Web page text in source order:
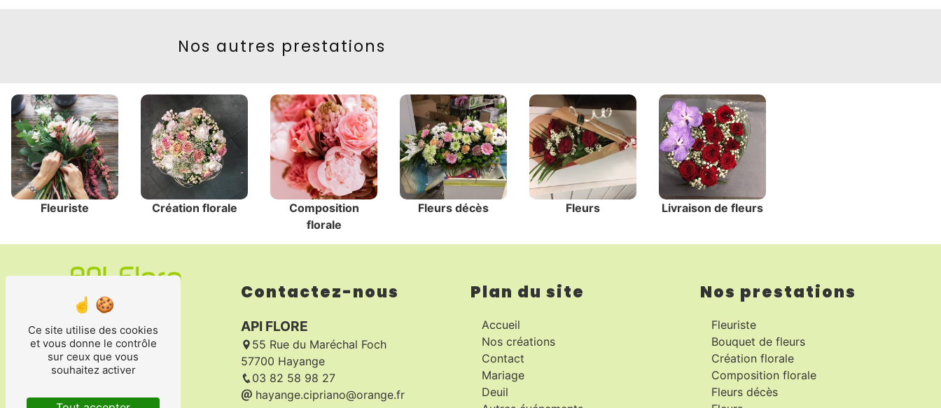
Nos autres prestations
Fleuriste Création florale
Composition
florale
Fleurs décès Fleurs Livraison de fleurs
Contactez-nous
API FLORE
55 Rue du Maréchal Foch
57700 Hayange
03 82 58 98 27
hayange.cipriano@orange.fr
Plan du site
Accueil
Nos créations
Contact
Mariage
Deuil
Nos prestations
Fleuriste
Bouquet de fleurs
Création florale
Composition florale
Fleurs décès
Ce site utilise des cookies
et vous donne le contrôle
sur ceux que vous
souhaitez activer